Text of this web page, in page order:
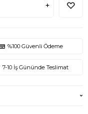
%100 Güvenli Ödeme
7-10 İş Gününde Teslimat